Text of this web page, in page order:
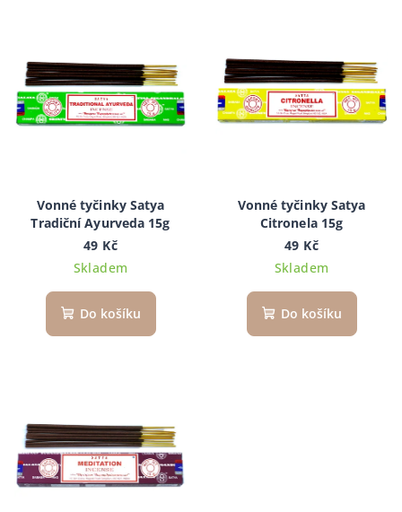
Vonné tyčinky Satya
Tradiční Ayurveda 15g
49 Kč
Skladem
Do košíku
Vonné tyčinky Satya
Citronela 15g
49 Kč
Skladem
Do košíku